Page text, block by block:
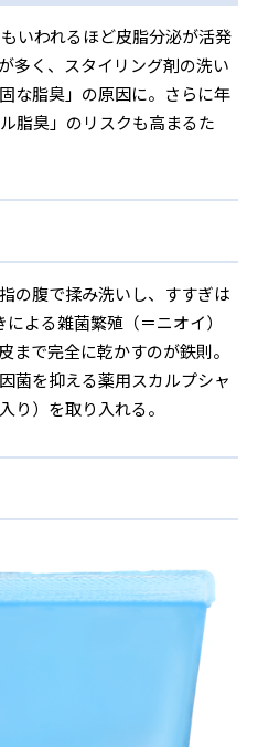
いわれるほど皮脂分泌が活発
多く、スタイリング剤の洗い
な脂臭」の原因に。さらに年
脂臭」のリスクも高まるた
の腹で揉み洗いし、すすぎは
よる雑菌繁殖（＝ニオイ）
まで完全に乾かすのが鉄則。
菌を抑える薬用スカルプシャ
り）を取り入れる。